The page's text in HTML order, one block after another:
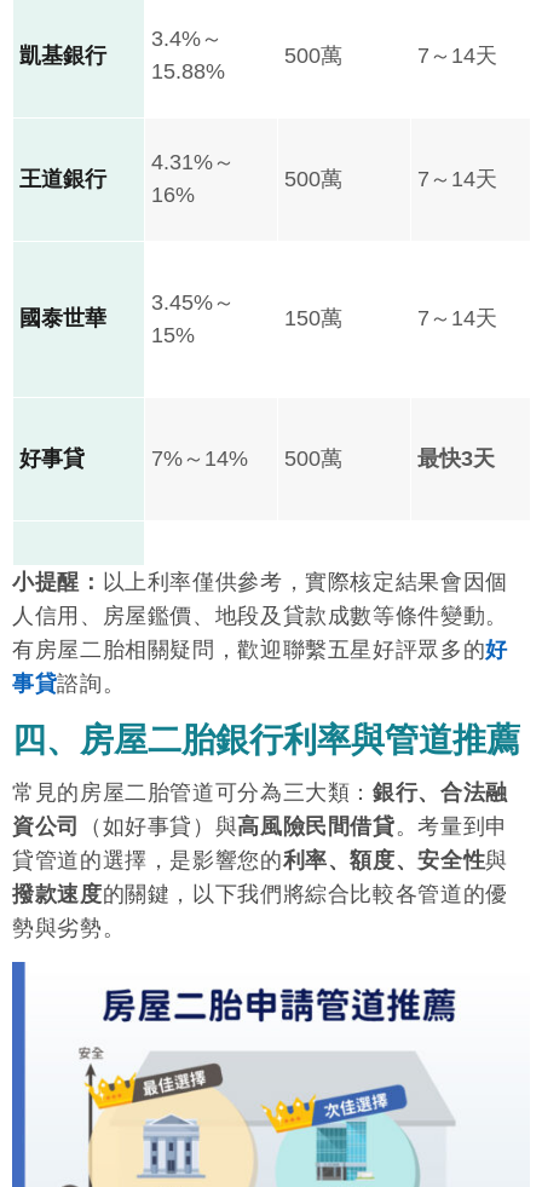
凱基銀行
3.4%～
15.88%
500萬 7～14天
王道銀行
4.31%～
16%
500萬 7～14天
國泰世華
3.45%～
15%
150萬 7～14天
好事貸 7%～14% 500萬 最快3天
民間借貸 6%～36% 無明確上限 1～3天
小提醒： 以上利率僅供參考，實際核定結果會因個
人信用、房屋鑑價、地段及貸款成數等條件變動。
有房屋二胎相關疑問，歡迎聯繫五星好評眾多的好
事貸諮詢。
四、房屋二胎銀行利率與管道推薦
常見的房屋二胎管道可分為三大類：銀行、合法融
資公司
（如好事貸）與高風險民間借貸。考量到申
貸管道的選擇，是影響您的利率、額度、安全性與
撥款速度的關鍵，以下我們將綜合比較各管道的優
勢與劣勢。